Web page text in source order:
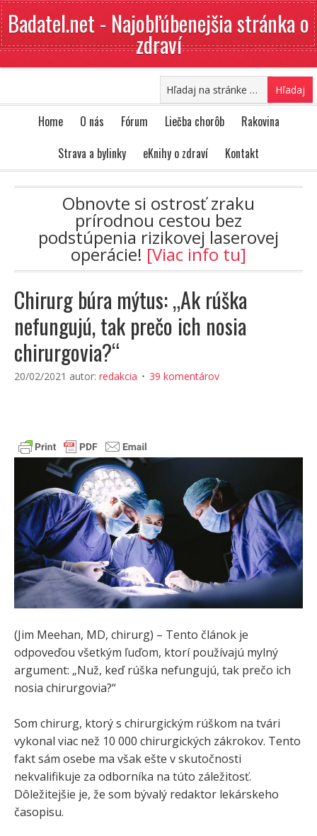
Badatel.net - Najobľúbenejšia stránka o
zdraví
Home O nás Fórum Liečba chorôb
Rakovina
Strava a bylinky
eKnihy o zdraví Kontakt
Obnovte si ostrosť zraku
prírodnou cestou bez
podstúpenia rizikovej laserovej
operácie! [Viac info tu]
Chirurg búra mýtus: „Ak rúška
nefungujú, tak prečo ich nosia
chirurgovia?“
20/02/2021 autor: redakcia 39 komentárov
(Jim Meehan, MD, chirurg) – Tento článok je
odpoveďou všetkým ľuďom, ktorí používajú mylný
argument: „Nuž, keď rúška nefungujú, tak prečo ich
nosia chirurgovia?“
Som chirurg, ktorý s chirurgickým rúškom na tvári
vykonal viac než 10 000 chirurgických zákrokov. Tento
fakt sám osebe ma však ešte v skutočnosti
nekvalifikuje za odborníka na túto záležitosť.
Dôležitejšie je, že som bývalý redaktor lekárskeho
časopisu.